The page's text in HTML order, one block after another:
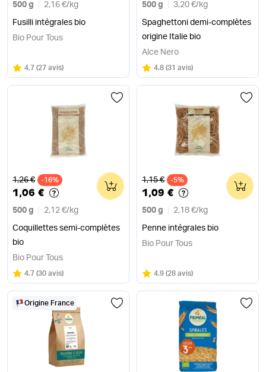
500 g 2,16 €/ kg
Fusilli intégrales bio
Bio Pour Tous
Note
4.7 sur 5
(27 avis)
500 g 3,20 €/ kg
Spaghettoni demi-complètes
origine Italie bio
Alce Nero
Note
4.8 sur 5
(31 avis)
Ancien prix
1,26 € -16%
1,06 €
500 g 2,12 €/ kg
Coquillettes semi-complètes
bio
0
Bio Pour Tous
Note
4.7 sur 5
(30 avis)
Ancien prix
1,15 € -5%
1,09 €
500 g 2,18 €/ kg
Penne intégrales bio
0
Bio Pour Tous
Note
4.9 sur 5
(28 avis)
Origine France